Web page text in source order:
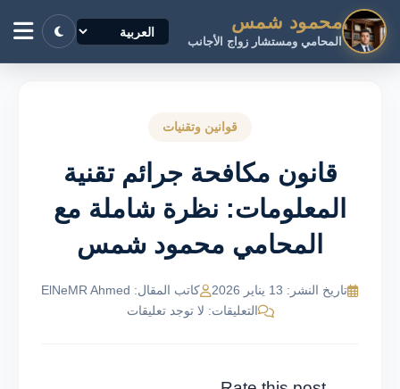
محمود شمس
المحامي ومستشار زواج الأجانب
قوانين وتقنيات
قانون مكافحة جرائم تقنية
المعلومات: نظرة شاملة مع
المحامي محمود شمس
تاريخ النشر: 13 يناير 2026
كاتب المقال: ElNeMR Ahmed
التعليقات: لا توجد تعليقات